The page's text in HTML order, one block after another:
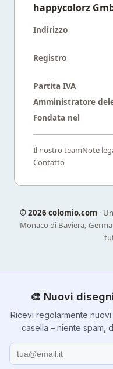
happycolorz
Indirizzo
Registro
Partita IVA
Amministratore
Fondata nel
Il nostro teamNote
Contatto
©2026 colomio.com ·
Monaco di Baviera,
🎨 Nuovi
Ricevi regolarmente
casella – niente spam,